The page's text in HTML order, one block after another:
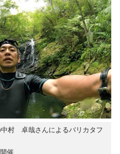
村 卓哉さんによるバリカタフ
催